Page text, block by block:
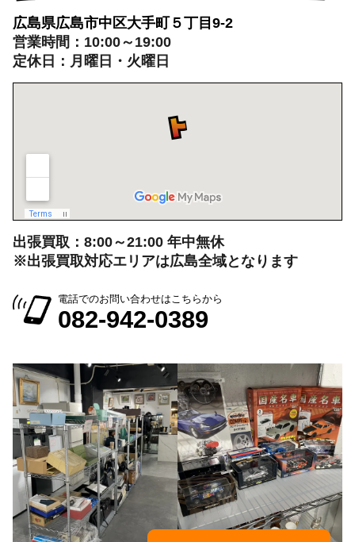
広島県広島市中区大手町５丁目9-2
営業時間：10:00～19:00
定休日：月曜日・火曜日
出張買取：8:00～21:00 年中無休
※出張買取対応エリアは広島全域となります
電話でのお問い合わせはこちらから
082-942-0389